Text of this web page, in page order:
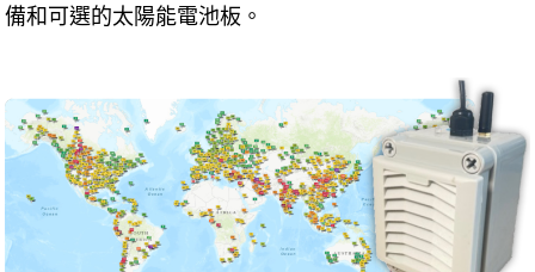
備和可選的太陽能電池板。